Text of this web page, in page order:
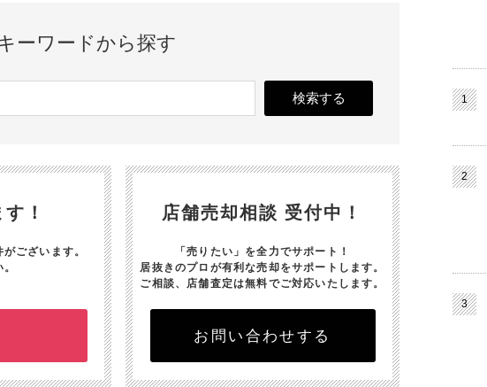
ーワードから探す
！
ございます。
店舗売却相談 受付中！
「売りたい」を全力でサポート！
居抜きのプロが有利な売却をサポートします。
ご相談、店舗査定は無料でご対応いたします。
お問い合わせする